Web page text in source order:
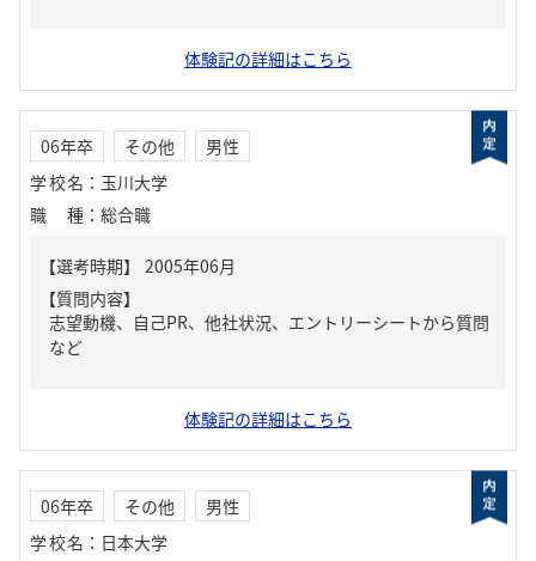
体験記の詳細はこちら
06年卒 その他
男性
学校名 ： 玉川大学
職種 ： 総合職
【質問内容】
志望動機、自己PR、他社状況、エントリーシートから質問
など
体験記の詳細はこちら
06年卒 その他
男性
学校名 ： 日本大学